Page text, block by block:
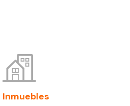
Inmuebles